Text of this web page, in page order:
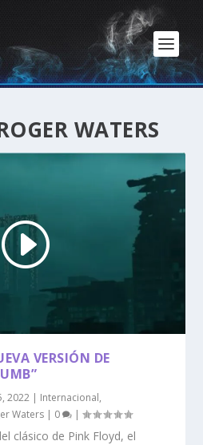
WATERS
VERSIÓN DE
2022 | Internacional,
Waters | 0 |
clásico de Pink Floyd, el